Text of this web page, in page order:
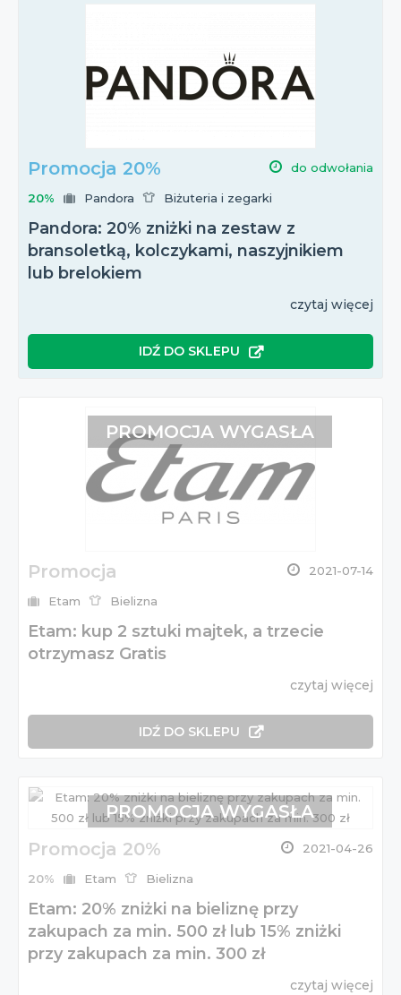
Promocja 20% do odwołania
20% Pandora Biżuteria i zegarki
Pandora: 20% zniżki na zestaw z
bransoletką, kolczykami, naszyjnikiem
lub brelokiem
czytaj więcej
IDŹ DO SKLEPU
Promocja 2021-07-14
Etam Bielizna
Etam: kup 2 sztuki majtek, a trzecie
otrzymasz Gratis
czytaj więcej
IDŹ DO SKLEPU
PROMOCJA WYGASŁA
Promocja 20% 2021-04-26
20% Etam Bielizna
Etam: 20% zniżki na bieliznę przy
zakupach za min. 500 zł lub 15% zniżki
przy zakupach za min. 300 zł
czytaj więcej
PROMOCJA WYGASŁA